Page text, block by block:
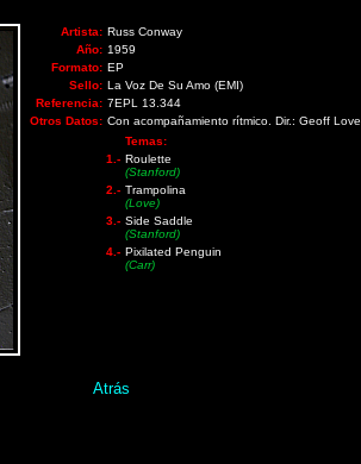
Artista: Russ Conway
Año: 1959
Formato: EP
Sello: La Voz De Su Amo (EMI)
Referencia: 7EPL 13.344
Otros Datos: Con acompañamiento rítmico. Dir.: Geoff Love
Temas:
1.- Roulette
(Stanford)
2.- Trampolina
(Love)
3.- Side Saddle
(Stanford)
4.- Pixilated Penguin
(Carr)
Atrás